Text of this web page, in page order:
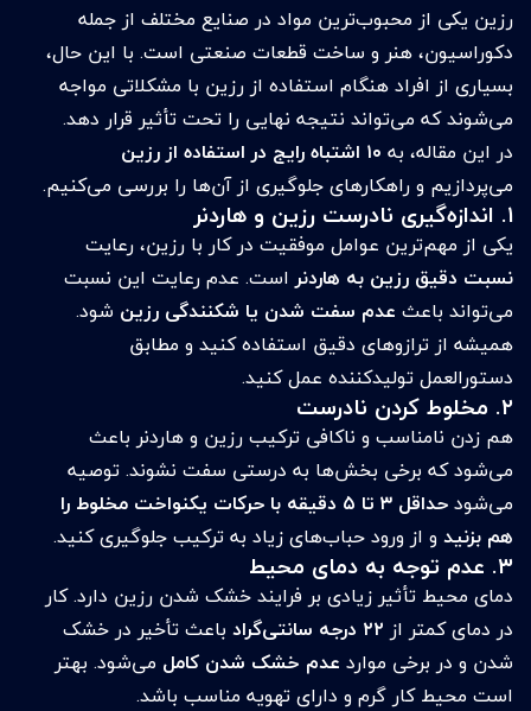
رزین یکی از محبوب‌ترین مواد در صنایع مختلف از جمله
دکوراسیون، هنر و ساخت قطعات صنعتی است. با این حال،
بسیاری از افراد هنگام استفاده از رزین با مشکلاتی مواجه
می‌شوند که می‌تواند نتیجه نهایی را تحت تأثیر قرار دهد.
در این مقاله، به ۱۰ اشتباه رایج در استفاده از رزین
می‌پردازیم و راهکارهای جلوگیری از آن‌ها را بررسی می‌کنیم.
۱. اندازه‌گیری نادرست رزین و هاردنر
یکی از مهم‌ترین عوامل موفقیت در کار با رزین، رعایت
نسبت دقیق رزین به هاردنراست. عدم رعایت این نسبت
می‌تواند باعث عدم سفت شدن یا شکنندگی رزین شود.
همیشه از ترازوهای دقیق استفاده کنید و مطابق
دستورالعمل تولیدکننده عمل کنید.
۲. مخلوط کردن نادرست
هم زدن نامناسب و ناکافی ترکیب رزین و هاردنر باعث
می‌شود که برخی بخش‌ها به درستی سفت نشوند. توصیه
می‌شود
حداقل ۳ تا ۵ دقیقه با حرکات یکنواخت مخلوط را
هم بزنید و از ورود حباب‌های زیاد به ترکیب جلوگیری کنید.
۳. عدم توجه به دمای محیط
دمای محیط تأثیر زیادی بر فرایند خشک شدن رزین دارد. کار
در دمای کمتر از ۲۲ درجه سانتی‌گراد
باعث تأخیر در خشک
شدن و در برخی موارد عدم خشک شدن کامل می‌شود. بهتر
است محیط کار گرم و دارای تهویه مناسب باشد.